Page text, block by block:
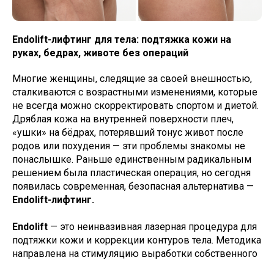
Endolift-лифтинг для тела: подтяжка кожи на
руках, бедрах, животе без операций
Многие женщины, следящие за своей внешностью,
сталкиваются с возрастными изменениями, которые
не всегда можно скорректировать спортом и диетой.
Дряблая кожа на внутренней поверхности плеч,
«ушки» на бёдрах, потерявший тонус живот после
родов или похудения — эти проблемы знакомы не
понаслышке. Раньше единственным радикальным
решением была пластическая операция, но сегодня
появилась современная, безопасная альтернатива —
Endolift-лифтинг.
Endolift — это неинвазивная лазерная процедура для
подтяжки кожи и коррекции контуров тела. Методика
направлена на стимуляцию выработки собственного